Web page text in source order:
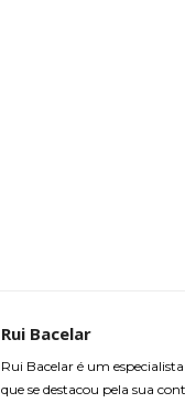
Rui Bacelar
Rui Bacelar é um
que se destacou pela sua